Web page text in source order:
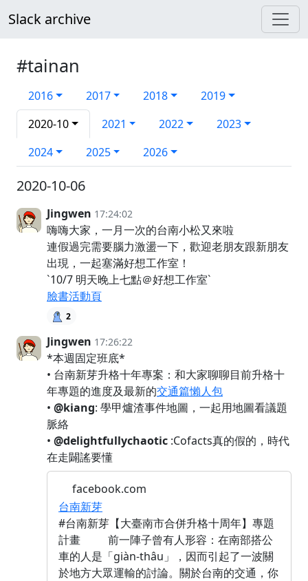
Slack archive
#tainan
2016 2017 2018
2019
2020-10
2021 2022
2023
2024
2025 2026
2020-10-06
Jingwen 17:24:02
嗨嗨大家，一月一次的台南小松又來啦
連假過完需要腦力激盪一下，歡迎老朋友跟新朋友
出現，一起塞滿好想工作室！
`10/7 明天晚上七點＠好想工作室`
臉書活動頁
2
Jingwen 17:26:22
*本週固定班底*
• 台南新芽升格十年專案：和大家聊聊目前升格十
年專題的進度及最新的交通篇懶人包
• @kiang: 學甲爐渣事件地圖，一起用地圖看議題
脈絡
• @delightfullychaotic :Cofacts真的假的，時代
在走闢謠要懂
facebook.com
台南新芽
#台南新芽【大臺南市合併升格十周年】專題
計畫 前一陣子曾有人形容：在南部搭公
車的人是「giàn-thâu」，因而引起了一波關
於地方大眾運輸的討論。關於台南的交通，你